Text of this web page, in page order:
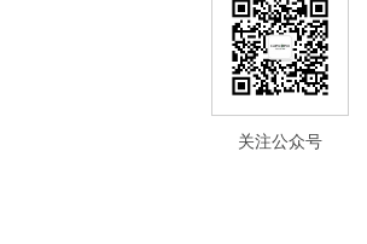
关注公众号